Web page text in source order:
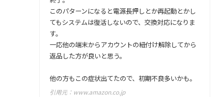
このパターンになると電源長押しとか再起動とかし
てもシステムは復活しないので、交換対応になりま
す。
一応他の端末からアカウントの紐付け解除してから
返品した方が良いと思う。
他の方もこの症状出てたので、初期不良多いかも。
引用元： www.amazon.co.jp